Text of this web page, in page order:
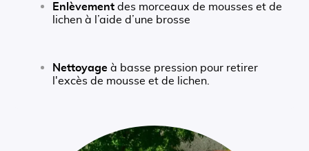
Enlèvement des morceaux de mousses et de
lichen à l’aide d’une brosse
Nettoyage à basse pression pour retirer
l'excès de mousse et de lichen.